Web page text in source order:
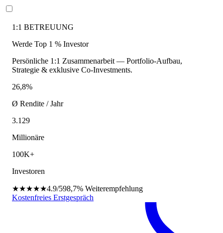
1:1 BETREUUNG
Werde Top 1 % Investor
Persönliche 1:1 Zusammenarbeit — Portfolio-Aufbau,
Strategie & exklusive Co-Investments.
26,8%
Ø Rendite / Jahr
3.129
Millionäre
100K+
Investoren
★★★★★4.9/598,7% Weiterempfehlung
Kostenfreies Erstgespräch